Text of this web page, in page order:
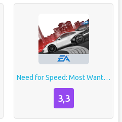
Need for Speed: Most Wanted
3,3